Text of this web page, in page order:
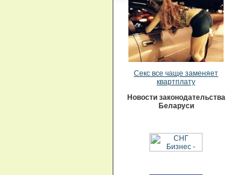
Секс все чаще заменяет
квартплату
Новости законодательства
Беларуси